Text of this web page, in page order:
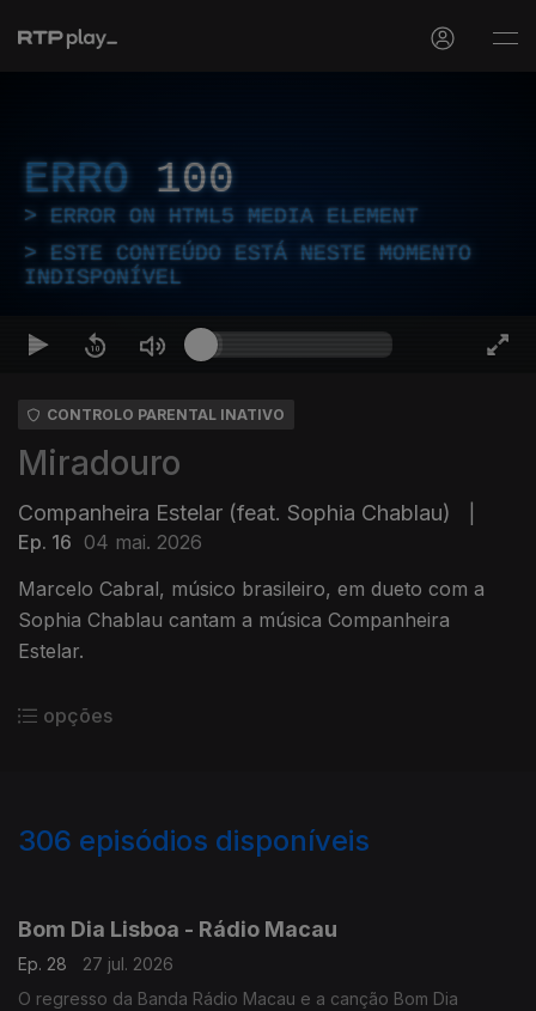
ERRO 100
ERROR ON HTML5 MEDIA ELEMENT
ESTE CONTEÚDO ESTÁ NESTE MOMENTO
INDISPONÍVEL
CONTROLO PARENTAL INATIVO
Miradouro
Companheira Estelar (feat. Sophia Chablau)
Ep. 16 04 mai. 2026
Marcelo Cabral, músico brasileiro, em dueto com a
Sophia Chablau cantam a música Companheira
Estelar.
opções
306 episódios disponíveis
Bom Dia Lisboa - Rádio Macau
Ep. 28
27 jul. 2026
O regresso da Banda Rádio Macau e a canção Bom Dia